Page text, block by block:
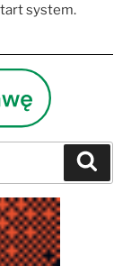
system.